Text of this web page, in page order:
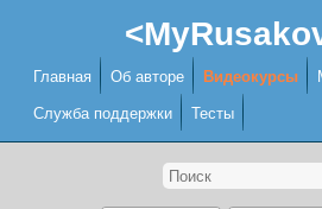
Главная Об авторе Видеокурсы
Служба поддержки Тесты